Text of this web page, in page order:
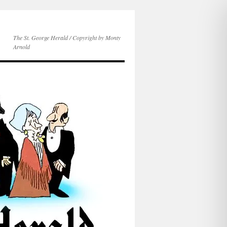
The St. George Herald / Copyright by Monty
Arnold